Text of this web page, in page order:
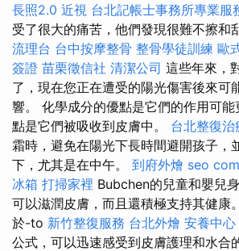
長照2.0 近視 台北記帳士事務所專業服
受了很大的痛苦，他們發現很難不擦和
流理台 台中按摩整骨 整骨學徒訓練 歐
簽證 苗栗徵信社 清潔公司 這些年來，
了，現在您正在遭受的陽光傷害後來可
響。 化學成分的優點是它們的作用可
點是它們被吸收到皮膚中。 台北整復治
霜時，避免在陽光下長時間避開孩子，
下，尤其是在中午。 到府外燴 seo
冰箱 打掃家裡 Bubchen的兒童和嬰兒
可以滋潤皮膚，而且還積極支持其健康。
於-to 新竹整復服務 台北外燴 安養中心
公式，可以迅速感受到皮膚護理和水合